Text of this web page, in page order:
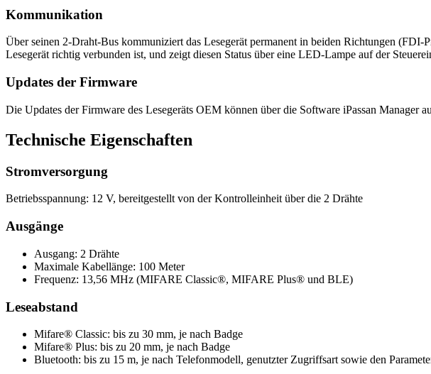
Kommunikation
Über seinen 2-Draht-Bus kommuniziert das Lesegerät permanent in beiden Richtungen
Lesegerät richtig verbunden ist, und zeigt diesen Status über eine LED-Lampe auf der
Updates der Firmware
Die Updates der Firmware des Lesegeräts OEM können über die Software iPassan Manager
Technische Eigenschaften
Stromversorgung
Betriebsspannung: 12 V, bereitgestellt von der Kontrolleinheit über die 2 Drähte
Ausgänge
Ausgang: 2 Drähte
Maximale Kabellänge: 100 Meter
Frequenz: 13,56 MHz (MIFARE Classic®, MIFARE Plus® und BLE)
Leseabstand
Mifare® Classic: bis zu 30 mm, je nach Badge
Mifare® Plus: bis zu 20 mm, je nach Badge
Bluetooth: bis zu 15 m, je nach Telefonmodell, genutzter Zugriffsart sowie den